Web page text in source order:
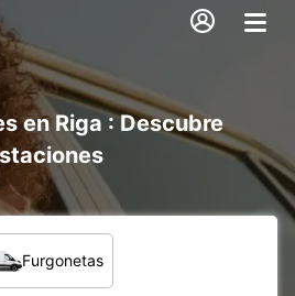
en Riga : Descubre
Furgonetas